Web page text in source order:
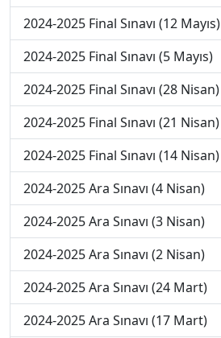
2024-2025 Final Sınavı (12 Mayıs)
2024-2025 Final Sınavı (5 Mayıs)
2024-2025 Final Sınavı (28 Nisan)
2024-2025 Final Sınavı (21 Nisan)
2024-2025 Final Sınavı (14 Nisan)
2024-2025 Ara Sınavı (4 Nisan)
2024-2025 Ara Sınavı (3 Nisan)
2024-2025 Ara Sınavı (2 Nisan)
2024-2025 Ara Sınavı (24 Mart)
2024-2025 Ara Sınavı (17 Mart)